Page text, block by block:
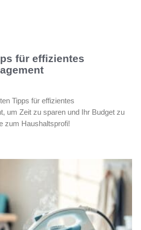
für effizientes
Tipps für effizientes
um Zeit zu sparen und Ihr Budget zu
zum Haushaltsprofi!